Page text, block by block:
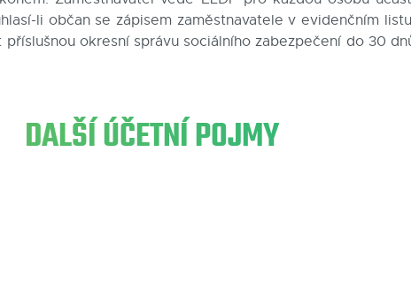
li občan se zápisem zaměstnavatele v evidenčním
okresní správu sociálního zabezpečení do 30
DALŠÍ ÚČETNÍ POJMY